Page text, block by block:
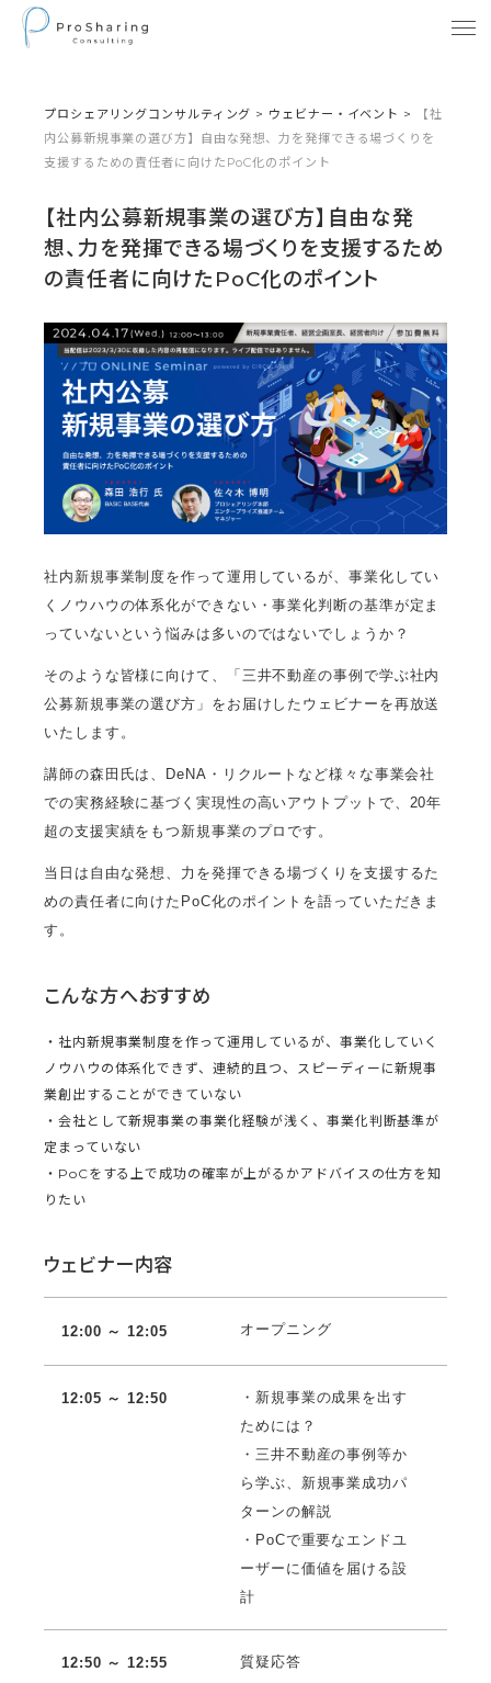
プロシェアリングコンサルティング > ウェビナー・イベント >
【社
内公募新規事業の選び方】自由な発想、力を発揮できる場づくりを
支援するための責任者に向けたPoC化のポイント
【社内公募新規事業の選び方】自由な発
想、力を発揮できる場づくりを支援するため
の責任者に向けたPoC化のポイント
社内新規事業制度を作って運用しているが、事業化してい
くノウハウの体系化ができない・事業化判断の基準が定ま
っていないという悩みは多いのではないでしょうか？
そのような皆様に向けて、「三井不動産の事例で学ぶ社内
公募新規事業の選び方」をお届けしたウェビナーを再放送
いたします。
講師の森田氏は、DeNA・リクルートなど様々な事業会社
での実務経験に基づく実現性の高いアウトプットで、20年
超の支援実績をもつ新規事業のプロです。
当日は自由な発想、力を発揮できる場づくりを支援するた
めの責任者に向けたPoC化のポイントを語っていただきま
す。
こんな方へおすすめ
・社内新規事業制度を作って運用しているが、事業化していく
ノウハウの体系化できず、連続的且つ、スピーディーに新規事
業創出することができていない
・会社として新規事業の事業化経験が浅く、事業化判断基準が
定まっていない
・PoCをする上で成功の確率が上がるかアドバイスの仕方を知
りたい
ウェビナー内容
12:00 ～ 12:05 オープニング
12:05 ～ 12:50
・新規事業の成果を出す
ためには？
・三井不動産の事例等か
ら学ぶ、新規事業成功パ
ターンの解説
・PoCで重要なエンドユ
ーザーに価値を届ける設
計
12:50 ～ 12:55 質疑応答